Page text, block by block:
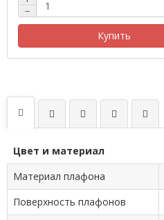
−
Купить
Цвет и материал
Материал плафона
Поверхность плафонов